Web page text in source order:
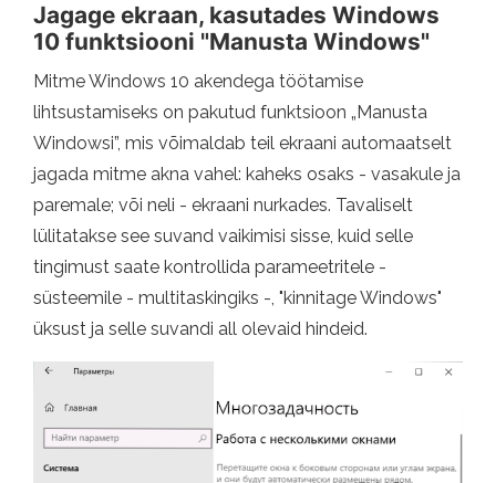
Jagage ekraan, kasutades Windows
10 funktsiooni "Manusta Windows"
Mitme Windows 10 akendega töötamise
lihtsustamiseks on pakutud funktsioon „Manusta
Windowsi”, mis võimaldab teil ekraani automaatselt
jagada mitme akna vahel: kaheks osaks - vasakule ja
paremale; või neli - ekraani nurkades. Tavaliselt
lülitatakse see suvand vaikimisi sisse, kuid selle
tingimust saate kontrollida parameetritele -
süsteemile - multitaskingiks -, "kinnitage Windows"
üksust ja selle suvandi all olevaid hindeid.